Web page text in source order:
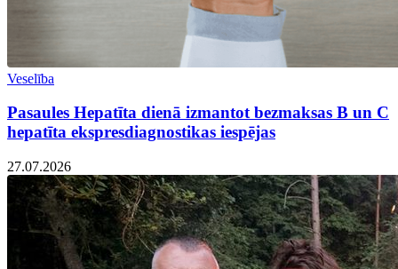
Veselība
Pasaules Hepatīta dienā izmantot bezmaksas B un C
hepatīta ekspresdiagnostikas iespējas
27.07.2026